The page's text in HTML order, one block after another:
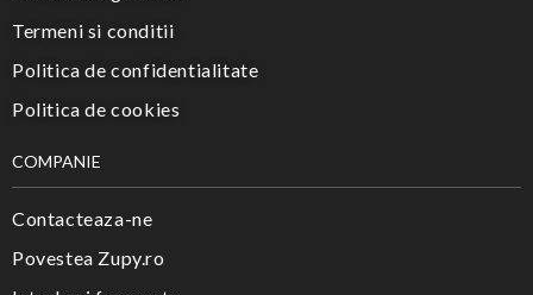
Termeni si conditii
Politica de confidentialitate
Politica de cookies
COMPANIE
Contacteaza-ne
Povestea Zupy.ro